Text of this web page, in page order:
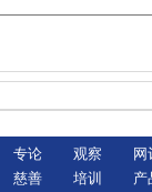
专论
慈善
观察
培训
网
产